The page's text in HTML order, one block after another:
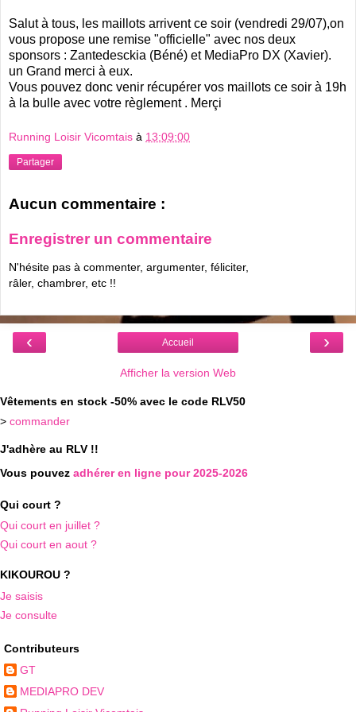
Salut à tous, les maillots arrivent ce soir (vendredi 29/07),on
vous propose une remise "officielle" avec nos deux
sponsors : Zantedesckia (Béné) et MediaPro DX (Xavier).
un Grand merci à eux.
Vous pouvez donc venir récupérer vos maillots ce soir à 19h
à la bulle avec votre règlement . Merçi
Running Loisir Vicomtais à 13:09:00
Partager
Aucun commentaire :
Enregistrer un commentaire
N'hésite pas à commenter, argumenter, féliciter,
râler, chambrer, etc !!
‹ ›
Accueil
Afficher la version Web
Vêtements en stock -50% avec le code RLV50
> commander
J'adhère au RLV !!
Vous pouvez adhérer en ligne pour 2025-2026
Qui court ?
Qui court en juillet ?
Qui court en aout ?
KIKOUROU ?
Je saisis
Je consulte
Contributeurs
GT
MEDIAPRO DEV